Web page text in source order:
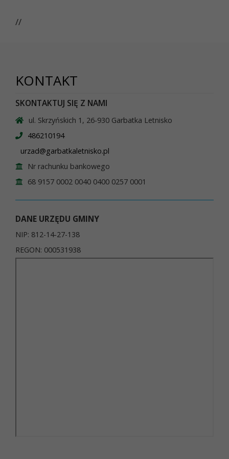
//
KONTAKT
SKONTAKTUJ SIĘ Z NAMI
ul. Skrzyńskich 1, 26-930 Garbatka Letnisko
486210194
urzad@garbatkaletnisko.pl
Nr rachunku bankowego
68 9157 0002 0040 0400 0257 0001
DANE URZĘDU GMINY
NIP: 812-14-27-138
REGON: 000531938